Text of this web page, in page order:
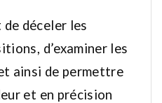
déceler les
d’examiner les
ainsi de permettre
et en précision